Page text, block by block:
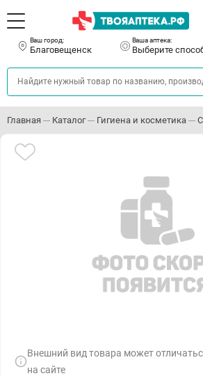
Ваш город:
Благовещенск
Ваша аптека:
Выберите
Главная Каталог Гигиена и косметика
Внешний вид товара может
на сайте